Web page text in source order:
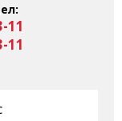
11
11